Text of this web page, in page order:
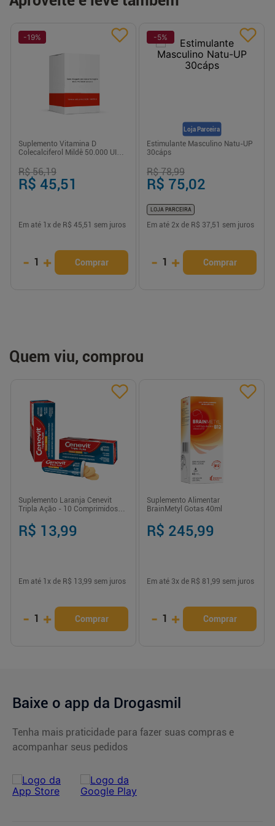
-19%
Suplemento Vitamina D
Colecalciferol Mildê 50.000 UI
R$ 56,19
R$ 45,51
Em até 1 x de R$ 45,51 sem juros
- 1 + Comprar
Loja Parceira
-5%
Estimulante Masculino Natu-UP
30cáps
R$ 78,99
R$ 75,02
LOJA PARCEIRA
Em até 2x de R$ 37,51 sem juros
- 1 + Comprar
Quem viu, comprou
Suplemento Laranja Cenevit
Tripla Ação - 10 Comprimidos
R$ 13,99
Em até 1 x de R$ 13,99 sem juros
- 1 + Comprar
Suplemento Alimentar
BrainMetyl Gotas 40ml
R$ 245,99
Em até 3x de R$ 81,99 sem juros
- 1 + Comprar
Baixe o app da Drogasmil
Tenha mais praticidade para fazer suas compras e
acompanhar seus pedidos